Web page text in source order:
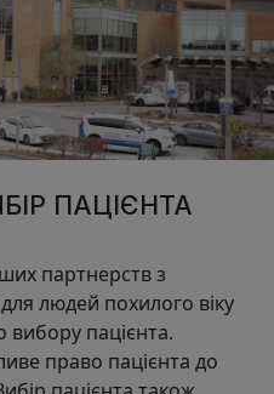
ПАЦІЄНТА
партнерств з
людей похилого віку
вибору пацієнта.
право пацієнта до